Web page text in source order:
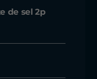
de sel 2p